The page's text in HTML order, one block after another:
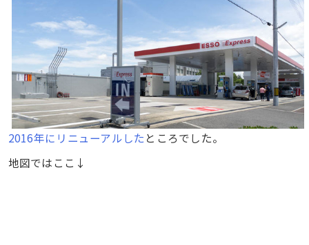
2016年にリニューアルした ところでした。
地図ではここ↓